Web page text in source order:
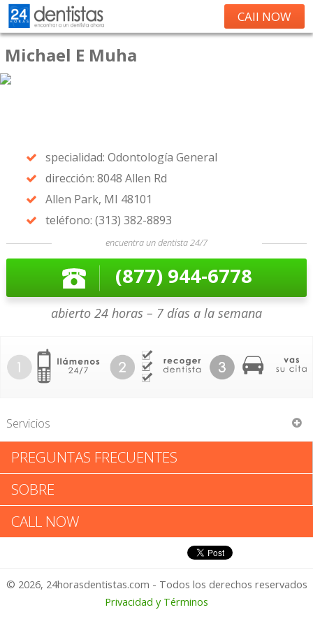
CAll NOW
Michael E Muha
specialidad: Odontología General
dirección: 8048 Allen Rd
Allen Park, MI 48101
teléfono: (313) 382-8893
encuentra un dentista 24/7
(877) 944-6778
abierto 24 horas – 7 días a la semana
Servicios
Michael E Muha
Michael E Muha: Califica tu
Experiencia
1 – No Feliz
PREGUNTAS FRECUENTES
SOBRE
CALL NOW
© 2026, 24horasdentistas.com - Todos los derechos reservados
Privacidad y Términos